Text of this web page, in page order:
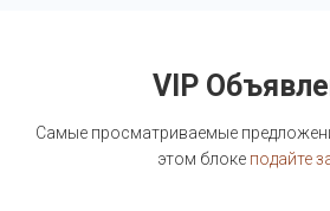
VIP
Самые просматриваемые
этом блоке подайте